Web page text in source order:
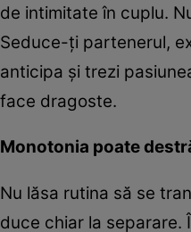
de intimitate în cuplu.
Seduce-ţi partenerul,
anticipa şi trezi
face dragoste.
Monotonia poate
Nu lăsa rutina să se
duce chiar la separare.